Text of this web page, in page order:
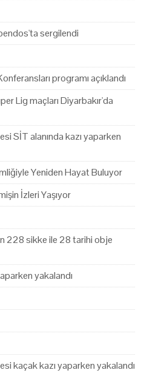
sergilendi
programı açıklandı
Lig maçları Diyarbakır'da
SİT alanında kazı yaparken
Yeniden Hayat Buluyor
İzleri Yaşıyor
228 sikke ile 28 tarihi obje
yakalandı
kaçak kazı yaparken yakalandı